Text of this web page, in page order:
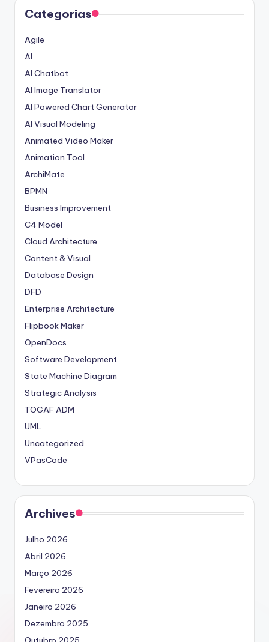
Categorias
Agile
AI
AI Chatbot
AI Image Translator
AI Powered Chart Generator
AI Visual Modeling
Animated Video Maker
Animation Tool
ArchiMate
BPMN
Business Improvement
C4 Model
Cloud Architecture
Content & Visual
Database Design
DFD
Enterprise Architecture
Flipbook Maker
OpenDocs
Software Development
State Machine Diagram
Strategic Analysis
TOGAF ADM
UML
Uncategorized
VPasCode
Archives
Julho 2026
Abril 2026
Março 2026
Fevereiro 2026
Janeiro 2026
Dezembro 2025